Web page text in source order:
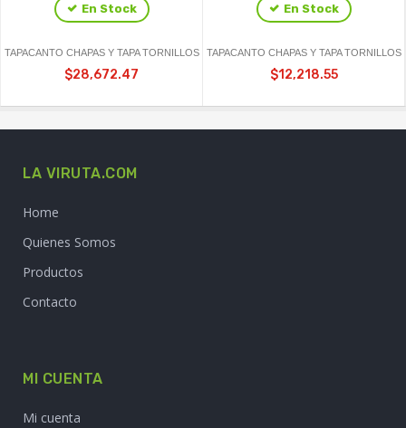
En Stock
TAPACANTO CHAPAS Y TAPA TORNILLOS
$28,672.47
En Stock
TAPACANTO CHAPAS Y TAPA TORNILLOS
$12,218.55
LA VIRUTA.COM
Home
Quienes Somos
Productos
Contacto
MI CUENTA
Mi cuenta